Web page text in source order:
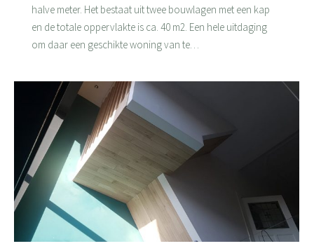
halve meter. Het bestaat uit twee bouwlagen met een kap
en de totale oppervlakte is ca. 40 m2. Een hele uitdaging
om daar een geschikte woning van te…